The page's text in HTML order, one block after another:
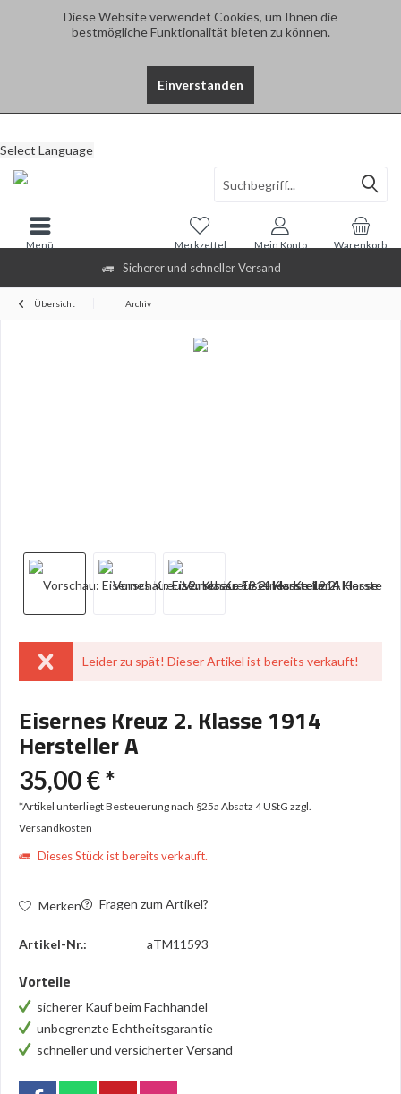
Diese Website verwendet Cookies, um Ihnen die
bestmögliche Funktionalität bieten zu können.
Einverstanden
Sicherer und schneller Versand
Select Language
Warenkorb
Merkzettel Mein Konto
Menü
Übersicht Archiv
Leider zu spät! Dieser Artikel ist bereits verkauft!
Eisernes Kreuz 2. Klasse 1914
Hersteller A
35,00 € *
*Artikel unterliegt Besteuerung nach §25a Absatz 4 UStG zzgl.
Versandkosten
Dieses Stück ist bereits verkauft.
Merken Fragen zum Artikel?
Artikel-Nr.: aTM11593
Vorteile
sicherer Kauf beim Fachhandel
unbegrenzte Echtheitsgarantie
schneller und versicherter Versand